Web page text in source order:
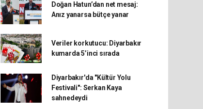
Doğan Hatun’dan net mesaj:
Anız yanarsa bütçe yanar
Veriler korkutucu: Diyarbakır
kumarda 5’inci sırada
Diyarbakır'da "Kültür Yolu
Festivali": Serkan Kaya
sahnedeydi